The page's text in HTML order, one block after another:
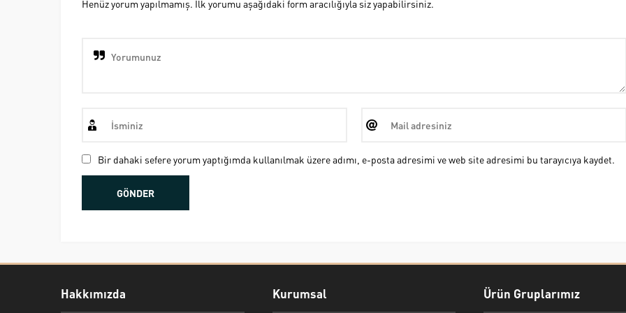
Henüz yorum yapılmamış. İlk yorumu aşağıdaki form aracılığıyla siz yapabilirsiniz.
Bir dahaki sefere yorum yaptığımda kullanılmak üzere adımı, e-posta adresimi ve web site adresimi bu tarayıcıya kaydet.
Hakkımızda Kurumsal Ürün Gruplarımız